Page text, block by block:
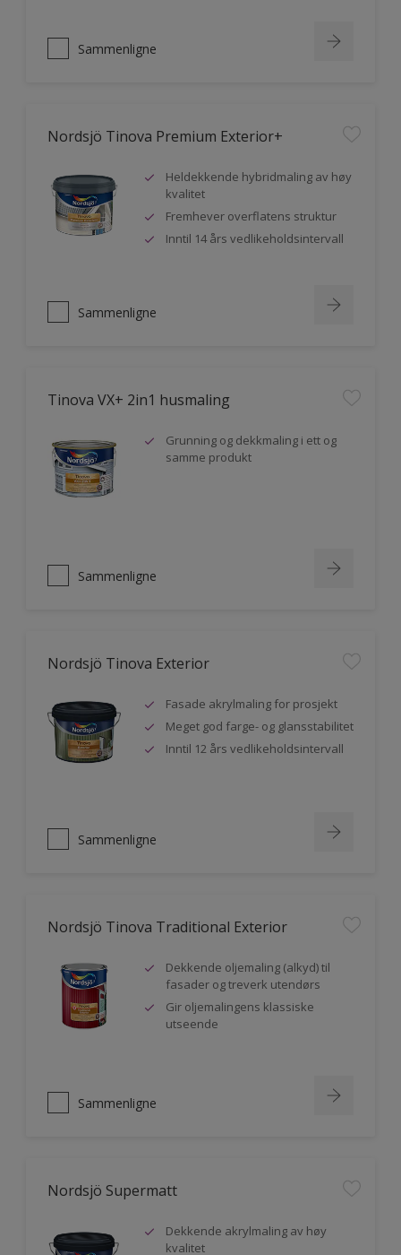
Sammenligne
Nordsjö Tinova Premium Exterior+
Heldekkende hybridmaling av høy
kvalitet
Fremhever overflatens struktur
Inntil 14 års vedlikeholdsintervall
Sammenligne
Tinova VX+ 2in1 husmaling
Grunning og dekkmaling i ett og
samme produkt
Sammenligne
Nordsjö Tinova Exterior
Fasade akrylmaling for prosjekt
Meget god farge- og glansstabilitet
Inntil 12 års vedlikeholdsintervall
Sammenligne
Nordsjö Tinova Traditional Exterior
Dekkende oljemaling (alkyd) til
fasader og treverk utendørs
Gir oljemalingens klassiske
utseende
Sammenligne
Nordsjö Supermatt
Dekkende akrylmaling av høy
kvalitet